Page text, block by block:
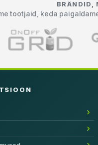
BRÄNDID,
tootjaid, keda